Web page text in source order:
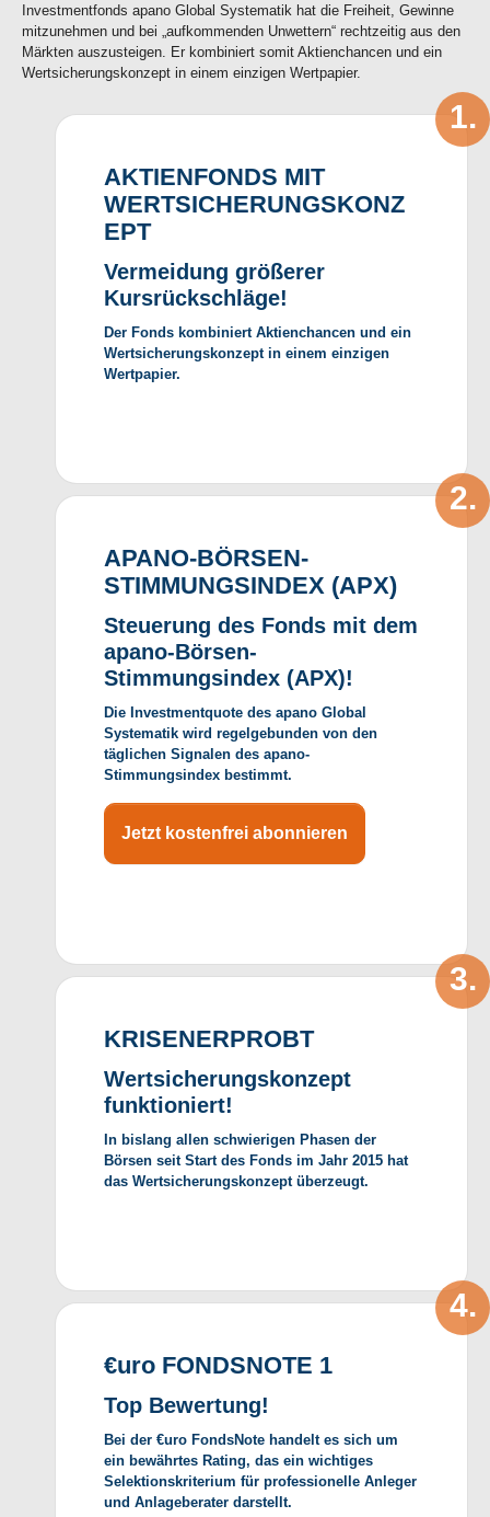
Investmentfonds apano Global Systematik hat die Freiheit, Gewinne
mitzunehmen und bei „aufkommenden Unwettern“ rechtzeitig aus den
Märkten auszusteigen. Er kombiniert somit Aktienchancen und ein
Wertsicherungskonzept in einem einzigen Wertpapier.
AKTIENFONDS MIT
WERTSICHERUNGSKONZ
EPT
Vermeidung größerer
Kursrückschläge!
Der Fonds kombiniert Aktienchancen und ein
Wertsicherungskonzept in einem einzigen
Wertpapier.
APANO-BÖRSEN-
STIMMUNGSINDEX (APX)
Steuerung des Fonds mit dem
apano-Börsen-
Stimmungsindex (APX)!
Die Investmentquote des apano Global
Systematik wird regelgebunden von den
täglichen Signalen des apano-
Stimmungsindex bestimmt.
Jetzt kostenfrei abonnieren
KRISENERPROBT
Wertsicherungskonzept
funktioniert!
In bislang allen schwierigen Phasen der
Börsen seit Start des Fonds im Jahr 2015 hat
das Wertsicherungskonzept überzeugt.
€uro FONDSNOTE 1
Top Bewertung!
Bei der €uro FondsNote handelt es sich um
ein bewährtes Rating, das ein wichtiges
Selektionskriterium für professionelle Anleger
und Anlageberater darstellt.